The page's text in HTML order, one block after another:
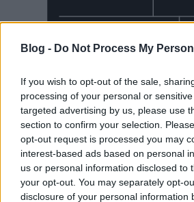
Blog - Do Not Process My
If you wish to opt-out of the sale,
processing of your personal or
targeted advertising by us, please use
section to confirm your selection.
opt-out request is processed you may
interest-based ads based on personal
us or personal information disclosed to
your opt-out. You may separately opt-
disclosure of your personal information
Mai Manó Ház a
Facebookon